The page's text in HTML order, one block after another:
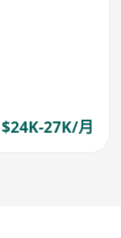
$24K-27K/月